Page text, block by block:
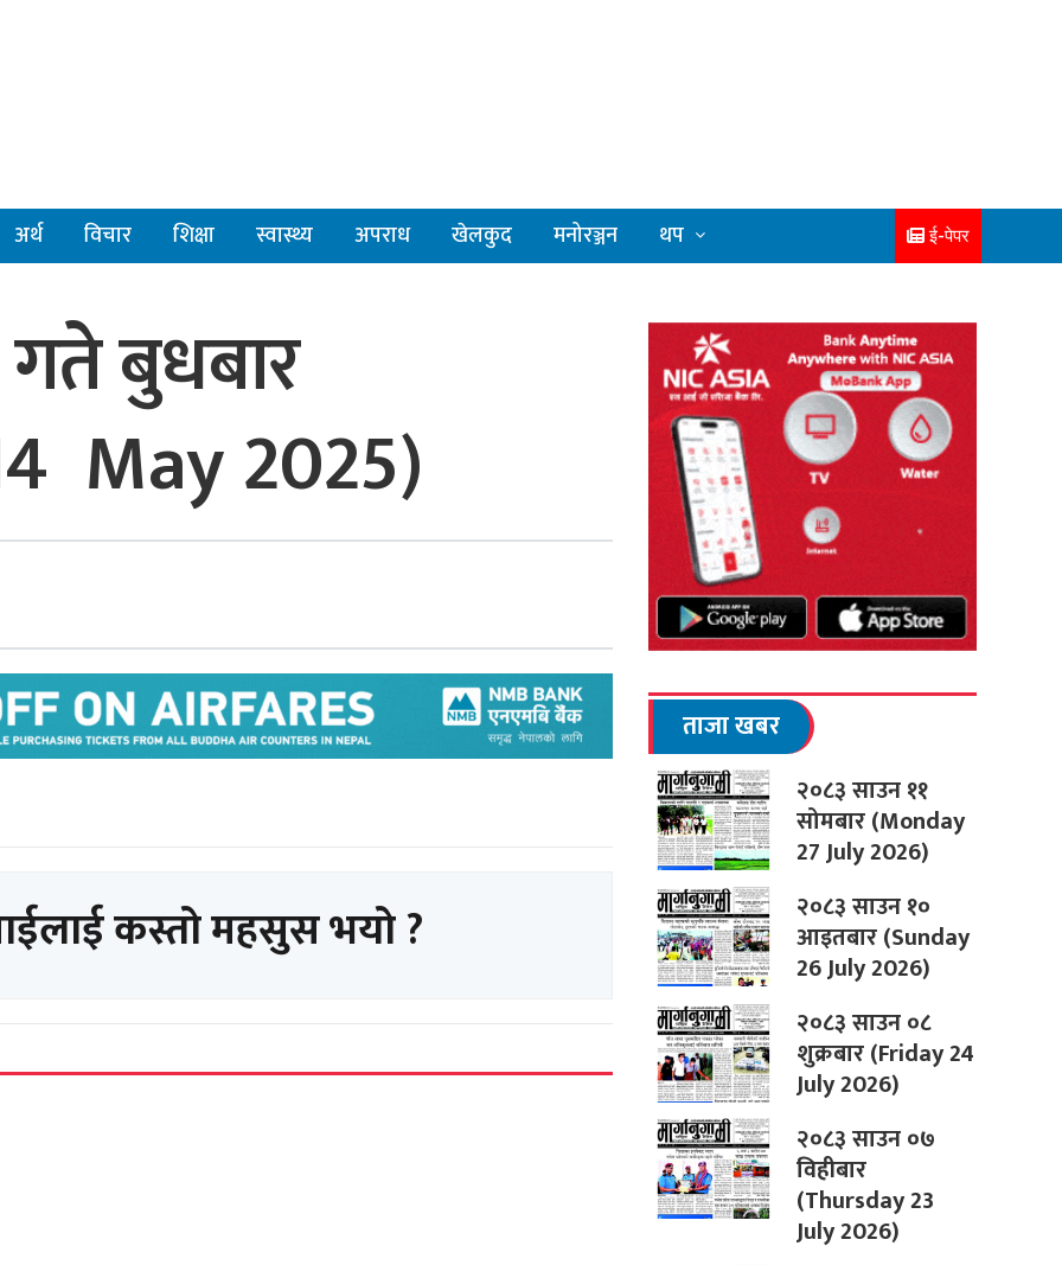
अर्थ विचार शिक्षा स्वास्थ्य अपराध खेलकुद मनोरञ्जन थप ई-पेपर
बुधबार
May 2025)
कस्तो महसुस भयो ?
ताजा खबर
२०८३ साउन ११
सोमबार (Monday
27 July 2026)
२०८३ साउन १०
आइतबार (Sunday
26 July 2026)
२०८३ साउन ०८
शुक्रबार (Friday 24
July 2026)
२०८३ साउन ०७
विहीबार
(Thursday 23
July 2026)